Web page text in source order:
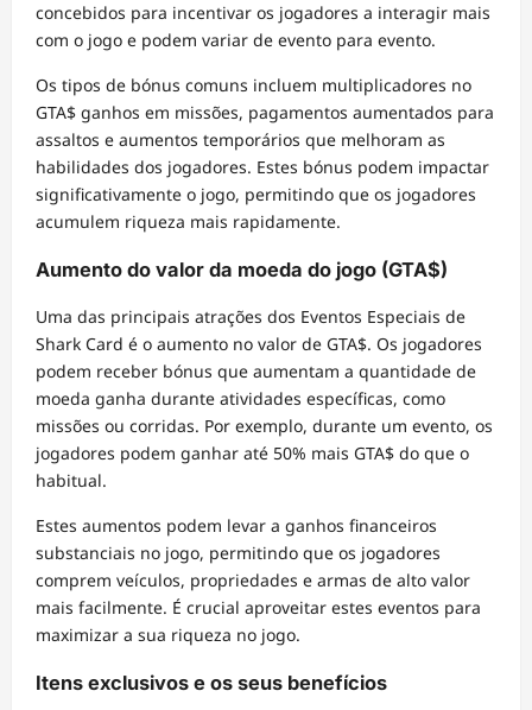
concebidos para incentivar os jogadores a interagir mais
com o jogo e podem variar de evento para evento.
Os tipos de bónus comuns incluem multiplicadores no
GTA$ ganhos em missões, pagamentos aumentados para
assaltos e aumentos temporários que melhoram as
habilidades dos jogadores. Estes bónus podem impactar
significativamente o jogo, permitindo que os jogadores
acumulem riqueza mais rapidamente.
Aumento do valor da moeda do jogo (GTA$)
Uma das principais atrações dos Eventos Especiais de
Shark Card é o aumento no valor de GTA$. Os jogadores
podem receber bónus que aumentam a quantidade de
moeda ganha durante atividades específicas, como
missões ou corridas. Por exemplo, durante um evento, os
jogadores podem ganhar até 50% mais GTA$ do que o
habitual.
Estes aumentos podem levar a ganhos financeiros
substanciais no jogo, permitindo que os jogadores
comprem veículos, propriedades e armas de alto valor
mais facilmente. É crucial aproveitar estes eventos para
maximizar a sua riqueza no jogo.
Itens exclusivos e os seus benefícios